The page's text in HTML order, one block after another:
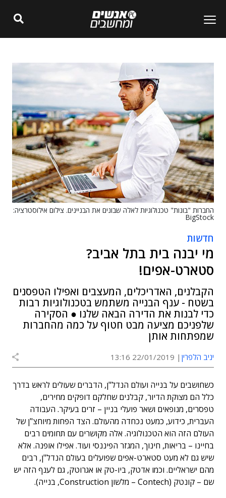
החברות "בונות" טכנולוגיות לאלה שבונים את הבניינים. צילום אילוסטרציה:
BigStock
חדשות
מי יבנה בית בתל אביב?
סטארט-אפים!
הקבלנים, האדריכלים, המעצבים ואפילו הטפסנים
בשטח - ענף הבנייה משתמש בטכנולוגיות רבות
כדי לבנות את הדירה הבאה שלנו ● הסקירה
שלפניכם מציעה מבט חטוף על כמה מהחברות
שמפתחות אותן
יניב הלפרין 22/01/2019 13:16
כשחושבים על בנייה ועולם הנדל"ן, הדברים שעולים לראש בדרך
כלל הם מצוקת הדיור, קבלנים שחלקם דופקים מחירים,
טפסרים, מנופאים ושאר פועלי בניין – זרים בעיקר. העבודה
העברית, כידוע, כמעט נכחדה מהעולם. הצד הפחות מיוחצ"ן של
העולם הזה הוא הטכנולוגיה. אלה מקושרים עם תחומים רבים
בחיינו – בריאות, חינוך, המגזר הפיננסי ועוד. אפילו אופנה. אלא
שיש גם לא מעט סטארט-אפים שפועלים בעולם הנדל"ן, רבים
מהם ישראליים. וכמו אדטק, ביו-טק או אגרוטק, גם לענף הזה יש
שם – קונטק (Contech – מלשון Construction, בנייה).